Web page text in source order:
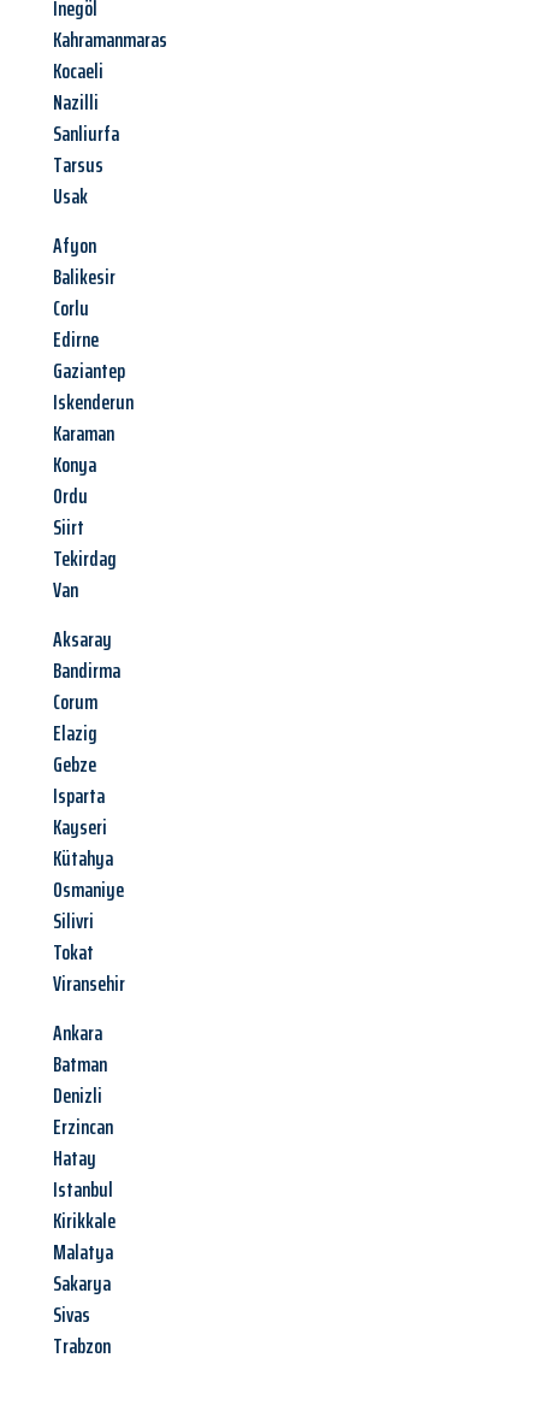
Inegöl
Kahramanmaras
Kocaeli
Nazilli
Sanliurfa
Tarsus
Usak
Afyon
Balikesir
Corlu
Edirne
Gaziantep
Iskenderun
Karaman
Konya
Ordu
Siirt
Tekirdag
Van
Aksaray
Bandirma
Corum
Elazig
Gebze
Isparta
Kayseri
Kütahya
Osmaniye
Silivri
Tokat
Viransehir
Ankara
Batman
Denizli
Erzincan
Hatay
Istanbul
Kirikkale
Malatya
Sakarya
Sivas
Trabzon